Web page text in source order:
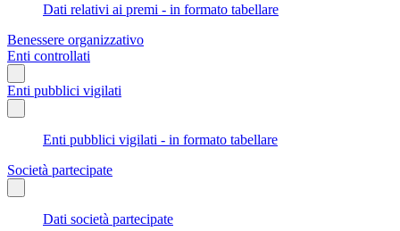
Dati relativi ai premi - in formato tabellare
Benessere organizzativo
Enti controllati
Enti pubblici vigilati
Enti pubblici vigilati - in formato tabellare
Società partecipate
Dati società partecipate